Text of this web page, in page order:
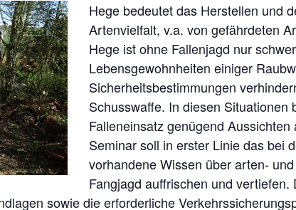
Hege bedeutet das Herstellen und
Artenvielfalt, v.a. von gefährdeten
Hege ist ohne Fallenjagd nur
Lebensgewohnheiten einiger
Sicherheitsbestimmungen
Schusswaffe. In diesen Situationen
Falleneinsatz genügend Aussichten
Seminar soll in erster Linie das bei
vorhandene Wissen über arten-
Fangjagd auffrischen und vertiefen.
sowie die erforderliche